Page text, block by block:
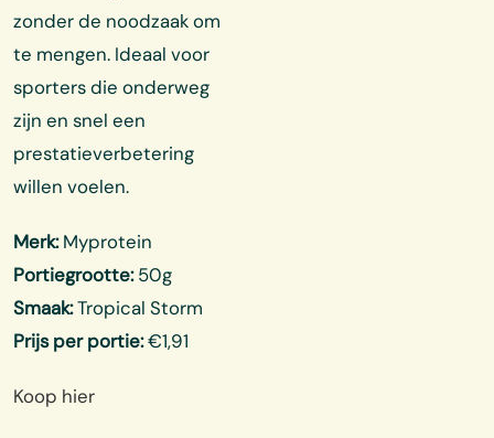
zonder de noodzaak om
te mengen. Ideaal voor
sporters die onderweg
zijn en snel een
prestatieverbetering
willen voelen.
Merk:Myprotein
Portiegrootte:50g
Smaak:Tropical Storm
Prijs per portie:€1,91
Koop hier